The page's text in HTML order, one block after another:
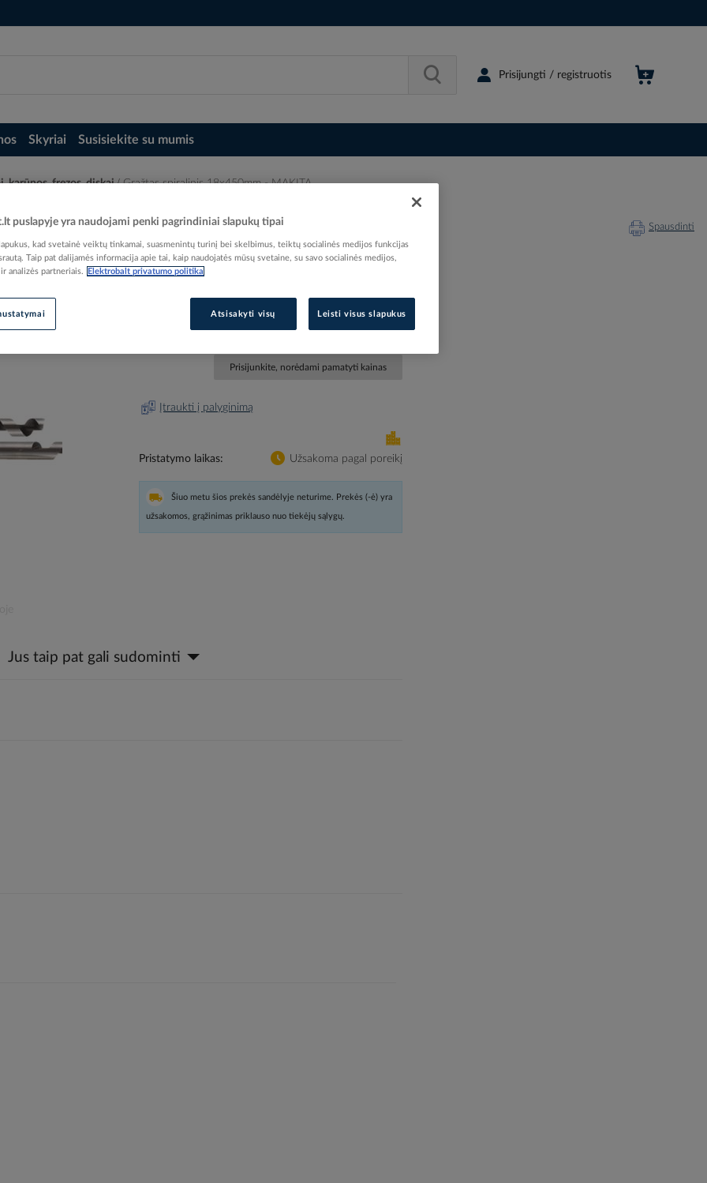
Prisijungti / registruotis
Skyriai Susisiekite su mumis
karūnos, frezos, diskai Grąžtas spiralinis 18x450mm - MAKITA
Spausdinti
Elektrobalt prekės kodas
202245
Gamintojo prekės kodas
D-07602
Prisijunkite, norėdami pamatyti kainas
Įtraukti į palyginimą
Pristatymo laikas Užsakoma pagal poreikį
Šiuo metu šios prekės sandėlyje neturime. Prekės (-ė) yra
užsakomos, grąžinimas priklauso nuo tiekėjų sąlygų.
Jus taip pat gali sudominti
puslapyje yra naudojami penki pagrindiniai slapukų tipai
kad svetainė veiktų tinkamai, suasmenintų turinį bei skelbimus, teiktų socialinės medijos funkcijas
Taip pat dalijamės informacija apie tai, kaip naudojatės mūsų svetaine, su savo socialinės medijos,
analizės partneriais.
Elektrobalt privatumo politika
Atsisakyti visų Leisti visus slapukus